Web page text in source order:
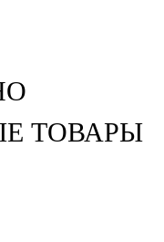
ТОВАРЫ